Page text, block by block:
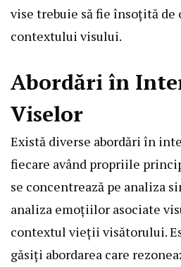
vise trebuie să fie însoțită de
contextului visului.
Abordări în
Viselor
Există diverse abordări în
fiecare având propriile
se concentrează pe analiza
analiza emoțiilor asociate
contextul vieții visătorului.
găsiți abordarea care